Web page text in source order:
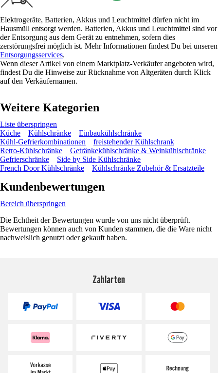
Elektrogeräte, Batterien, Akkus und Leuchtmittel dürfen nicht im
Hausmüll entsorgt werden. Batterien, Akkus und Leuchtmittel sind vor
der Entsorgung aus dem Gerät zu entnehmen, sofern dies
zerstörungsfrei möglich ist. Mehr Informationen findest Du bei unseren
Entsorgungsservices.
Wenn dieser Artikel von einem Marktplatz-Verkäufer angeboten wird,
findest Du die Hinweise zur Rücknahme von Altgeräten durch Klick
auf den Verkäufernamen.
Weitere Kategorien
Liste überspringen
Küche
Kühlschränke
Einbaukühlschränke
Kühl-Gefrierkombinationen
freistehender Kühlschrank
Retro-Kühlschränke
Getränkekühlschränke & Weinkühlschränke
Gefrierschränke
Side by Side Kühlschränke
French Door Kühlschränke
Kühlschränke Zubehör & Ersatzteile
Kundenbewertungen
Bereich überspringen
Die Echtheit der Bewertungen wurde von uns nicht überprüft.
Bewertungen können auch von Kunden stammen, die die Ware nicht
nachweislich genutzt oder gekauft haben.
Zahlarten